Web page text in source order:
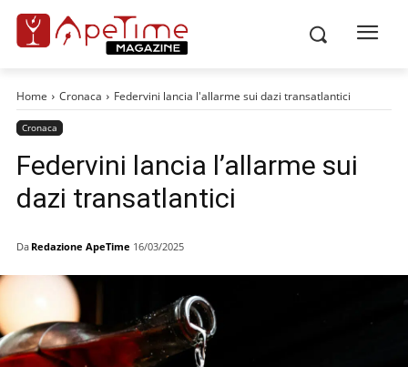
Home Cronaca Federvini lancia l'allarme sui dazi transatlantici
Cronaca
Federvini lancia l’allarme sui
dazi transatlantici
Da Redazione ApeTime 16/03/2025